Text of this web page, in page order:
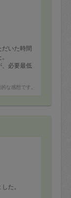
いた時間
、必要最低
立ててや
します。
な感想です。
た。